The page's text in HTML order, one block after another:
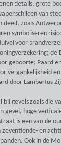
details, grote
van
deed, zoals
symboliseren
voor
de
geboorte; Paard
vergankelijkheid
door Lambertus
gevels zoals die
gevel, hoge
is een van de
en
Ook in de